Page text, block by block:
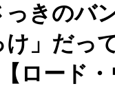
っきのバ
け」だっ
ロード・